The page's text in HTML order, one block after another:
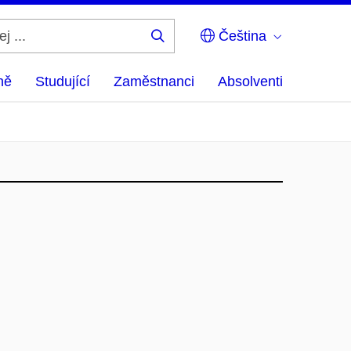
Čeština
Studující Zaměstnanci Absolventi